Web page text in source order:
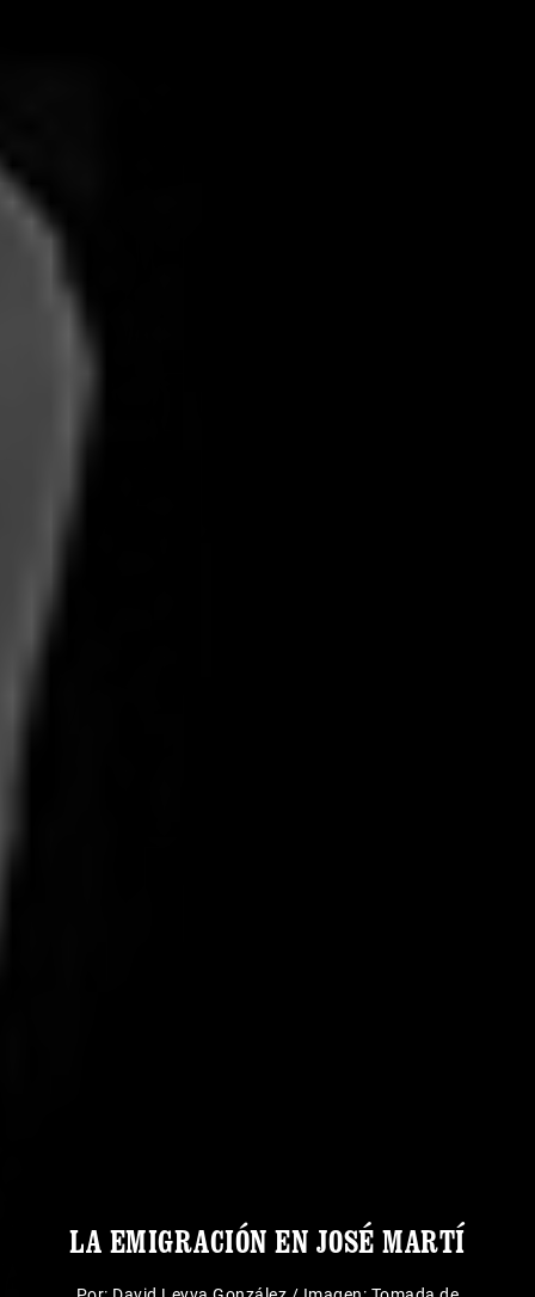
LA EMIGRACIÓN EN JOSÉ MARTÍ